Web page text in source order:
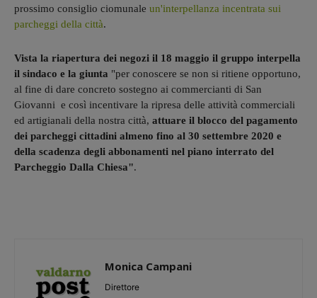
prossimo consiglio ciomunale un'interpellanza incentrata sui
parcheggi della città.
Vista la riapertura dei negozi il 18 maggio il gruppo interpella
il sindaco e la giunta "per conoscere se non si ritiene opportuno,
al fine di dare concreto sostegno ai commercianti di San
Giovanni e così incentivare la ripresa delle attività commerciali
ed artigianali della nostra città, attuare il blocco del pagamento
dei parcheggi cittadini almeno fino al 30 settembre 2020 e
della scadenza degli abbonamenti nel piano interrato del
Parcheggio Dalla Chiesa".
Monica Campani
Direttore